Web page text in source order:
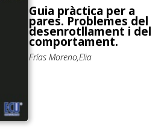
Guia pràctica per a
pares. Problemes del
desenrotllament i del
comportament.
Frías Moreno,Elia